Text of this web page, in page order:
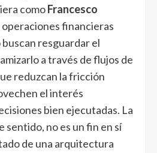
comoFrancesco
operaciones financieras
resguardar el
a través de flujos de
reduzcan la fricción
el interés
bien ejecutadas. La
sentido, no es un fin en sí
de una arquitectura